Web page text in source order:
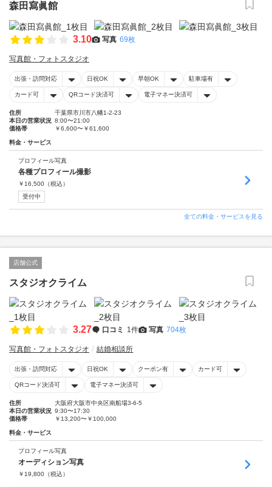
森田寫眞館
3.10 写真 69枚
写真館・フォトスタジオ
出張・訪問対応 日祝OK 早朝OK 駐車場有
カード可 QRコード決済可 電子マネー決済可
住所
千葉県市川市八幡1-2-23
本日の営業状況 8:00〜21:00
価格帯
￥6,600〜￥61,600
料金・サービス
プロフィール写真
各種プロフィール撮影
￥ 16,500 （税込）
受付中
全ての料金・サービスを見る
店舗公式
スタジオクライム
3.27 口コミ 1件 写真 704枚
写真館・フォトスタジオ 結婚相談所
出張・訪問対応 日祝OK クーポン有 カード可
QRコード決済可 電子マネー決済可
住所
大阪府大阪市中央区南船場3-6-5
本日の営業状況 9:30〜17:30
価格帯
￥13,200〜￥100,000
料金・サービス
プロフィール写真
オーディション写真
￥ 19,800 （税込）